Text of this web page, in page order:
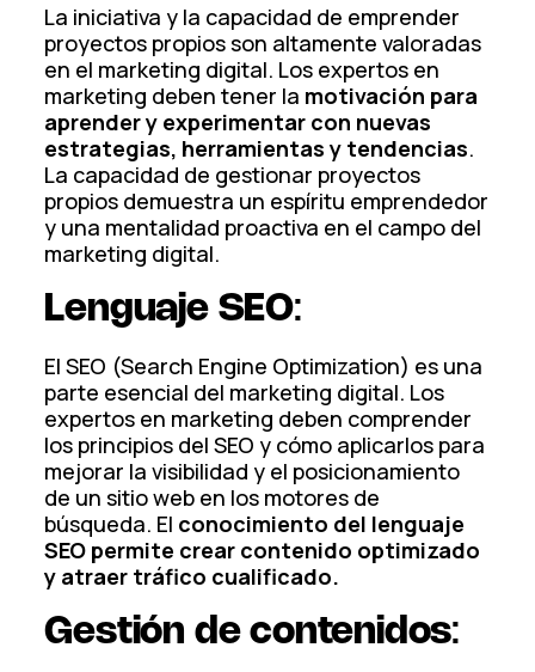
La iniciativa y la capacidad de emprender
proyectos propios son altamente valoradas
en el marketing digital. Los expertos en
marketing deben tener la motivación para
aprender y experimentar con nuevas
estrategias, herramientas y tendencias.
La capacidad de gestionar proyectos
propios demuestra un espíritu emprendedor
y una mentalidad proactiva en el campo del
marketing digital.
Lenguaje SEO:
El SEO (Search Engine Optimization) es una
parte esencial del marketing digital. Los
expertos en marketing deben comprender
los principios del SEO y cómo aplicarlos para
mejorar la visibilidad y el posicionamiento
de un sitio web en los motores de
búsqueda. El conocimiento del lenguaje
SEO permite crear contenido optimizado
y atraer tráfico cualificado.
Gestión de contenidos: